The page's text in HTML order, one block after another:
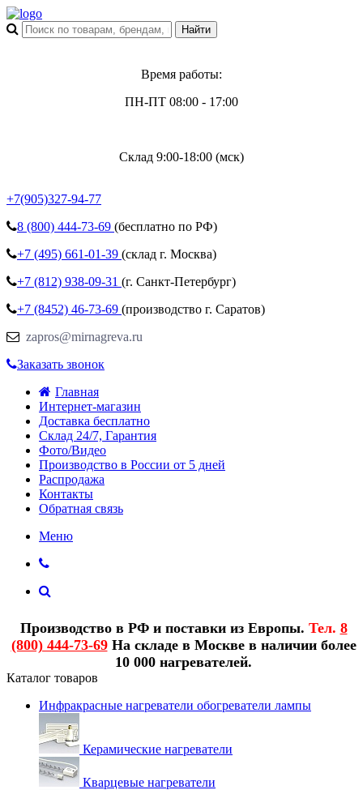
Время работы:
ПН-ПТ 08:00 - 17:00
Склад 9:00-18:00 (мск)
+7(905)327-94-77
8 (800) 444-73-69 (бесплатно по РФ)
+7 (495) 661-01-39 (склад г. Москва)
+7 (812) 938-09-31 (г. Санкт-Петербург)
+7 (8452) 46-73-69 (производство г. Саратов)
zapros@mirnagreva.ru
Заказать звонок
Главная
Интернет-магазин
Доставка бесплатно
Склад 24/7, Гарантия
Фото/Видео
Производство в России от 5 дней
Распродажа
Контакты
Обратная связь
Меню
Производство в РФ и поставки из Европы. Тел. 8
(800) 444-73-69На складе в Москве в наличии более
10 000 нагревателей.
Каталог товаров
Инфракрасные нагреватели обогреватели лампы
Керамические нагреватели
Кварцевые нагреватели